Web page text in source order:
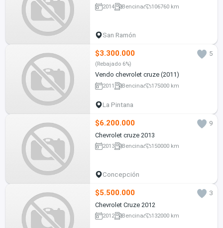
2014 Bencina 106760 km
San Ramón
$3.300.000 5
(Rebajado 6%)
Vendo chevrolet cruze (2011)
2011 Bencina 175000 km
La Pintana
$6.200.000
9
Chevrolet cruze 2013
2013 Bencina 150000 km
Concepción
$5.500.000
3
Chevrolet Cruze 2012
2012 Bencina 132000 km